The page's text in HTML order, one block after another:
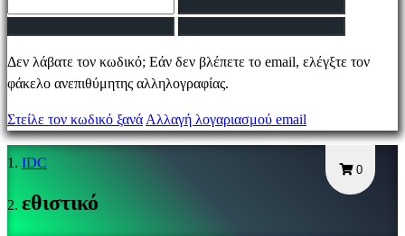
σας;
Αλλαγή
γλώσσας
AR
BS
CS
DE
Δεν λάβατε τον κωδικό; Εάν δεν βλέπετε το email, ελέγξτε τον
φάκελο ανεπιθύμητης αλληλογραφίας.
Στείλε τον κωδικό ξανά Αλλαγή λογαριασμού email
0
IDC
εθιστικό